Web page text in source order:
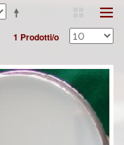
1 Prodotti/o